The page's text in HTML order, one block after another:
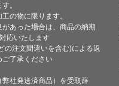
。
の物に限ります。
あった場合は、商品の納期
応いたします
の注文間違いを含む)による返
ご了承ください
社発送済商品）を受取辞